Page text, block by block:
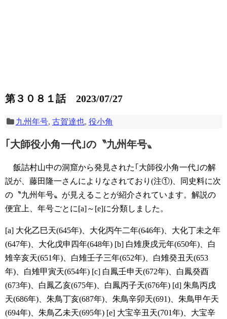
第３０８１話 2023/07/27
九州年号, 古賀達也, 役小角
｢大師役小角一代｣の〝九州年号〟
飯詰村山中の洞窟から発見された｢大師役小角一代｣の解
説が、藤田隆一さんによりなされており(注①)、同史料に次
の〝九州年号〟が見えることが紹介されています。解説の
便宜上、年号ごとに[a]～[e]に分類しました。
[a] 大化乙巳天(645年)、大化丙午二年(646年)、大化丁未之年
(647年)、大化戊申四年(648年) [b] 白雉庚戌元年(650年)、白
雉辛亥天(651年)、白雉壬子三年(652年)、白雉癸丑天(653
年)、白雉甲寅天(654年) [c] 白鳳壬申天(672年)、白鳳癸酉
(673年)、白鳳乙亥(675年)、白鳳丙子天(676年) [d] 朱鳥丙戌
天(686年)、朱鳥丁亥(687年)、朱鳥辛卯天(691)、朱鳥甲午天
(694年)、朱鳥乙未天(695年) [e] 大宝辛丑天(701年)、大宝辛